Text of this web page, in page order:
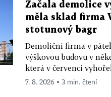
Začala demolice
měla sklad firma
stotunový bagr
Demoliční firma v
výškovou budovu v
která v červenci
7. 8. 2026 ▪ 3 min. čtení